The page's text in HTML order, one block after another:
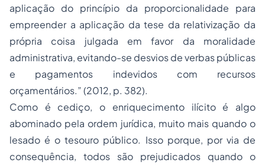
aplicação do princípio da proporcionalidade para
empreender a aplicação da tese da relativização da
própria coisa julgada em favor da moralidade
administrativa, evitando-se desvios de verbas públicas
e pagamentos indevidos com recursos
orçamentários.” (2012, p. 382).
Como é cediço, o enriquecimento ilícito é algo
abominado pela ordem jurídica, muito mais quando o
lesado é o tesouro público. Isso porque, por via de
consequência, todos são prejudicados quando o